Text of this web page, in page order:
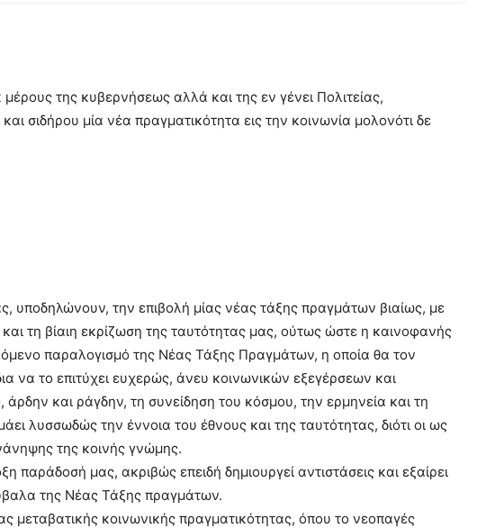
της κυβερνήσεως αλλά και της εν γένει Πολιτείας,
σιδήρου μία νέα πραγματικότητα εις την κοινωνία μολονότι δε
υποδηλώνουν, την επιβολή μίας νέας τάξης πραγμάτων βιαίως, με
τη βίαιη εκρίζωση της ταυτότητας μας, ούτως ώστε η καινοφανής
παραλογισμό της Νέας Τάξης Πραγμάτων, η οποία θα τον
να το επιτύχει ευχερώς, άνευ κοινωνικών εξεγέρσεων και
και ράγδην, τη συνείδηση του κόσμου, την ερμηνεία και τη
λυσσωδώς την έννοια του έθνους και της ταυτότητας, διότι οι ως
της κοινής γνώμης.
μας, ακριβώς επειδή δημιουργεί αντιστάσεις και εξαίρει
της Νέας Τάξης πραγμάτων.
μεταβατικής κοινωνικής πραγματικότητας, όπου το νεοπαγές